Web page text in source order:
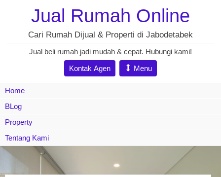
Jual Rumah Online
Cari Rumah Dijual & Properti di Jabodetabek
Jual beli rumah jadi mudah & cepat. Hubungi kami!
Kontak Agen
Menu
Home
BLog
Property
Tentang Kami